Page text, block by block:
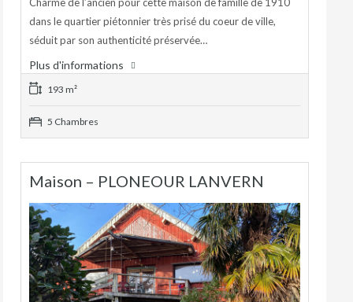
dans le quartier piétonnier très prisé du coeur de ville,
séduit par son authenticité préservée…
Plus d'informations
193 m²
5 Chambres
Maison – PLONEOUR LANVERN